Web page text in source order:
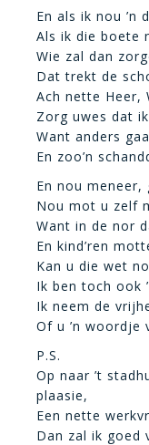
En als ik nou ’n
Als ik die boete
Wie zal dan
Dat trekt de
Ach nette Heer,
Zorg uwes dat
Want anders
En zoo’n
En nou meneer,
Nou mot u zelf
Want in de nor
En kind’ren
Kan u die wet
Ik ben toch ook
Ik neem de
Of u ’n woordje
P.S.
Op naar ’t
plaasie,
Een nette
Dan zal ik goed